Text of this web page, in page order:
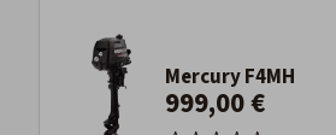
Mercury F4MH
999,00 €